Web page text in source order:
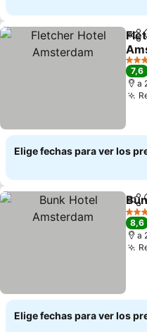
4
7,6
a
Elige fechas para ver los
3
8,6
a
Elige fechas para ver los